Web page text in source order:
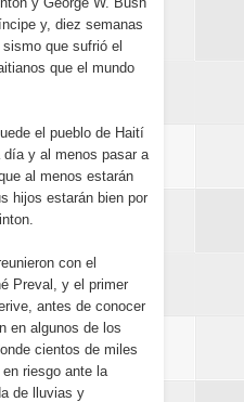
y, diez semanas
que sufrió el
que el mundo
el pueblo de Haití
y al menos pasar a
al menos estarán
hijos estarán bien por
con el
Preval, y el primer
antes de conocer
en algunos de los
cientos de miles
riesgo ante la
de lluvias y